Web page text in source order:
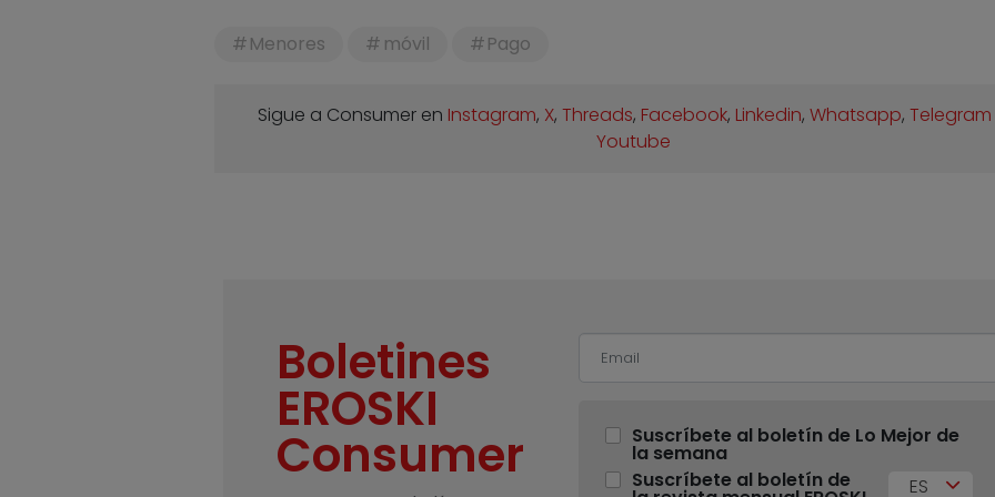
Menores móvil Pago
Sigue a Consumer en Instagram, X,Threads, Facebook, Linkedin,Whatsapp,Telegram
Youtube
Boletines
EROSKI
Consumer Suscríbete al boletín de Lo Mejor de
la semana
Suscríbete al boletín de
ES